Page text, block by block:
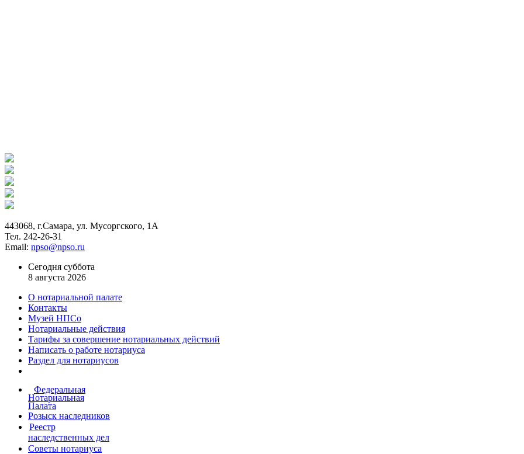
443068, г.Самара, ул. Мусоргского, 1А
Тел. 242-26-31
Email: npso@npso.ru
Сегодня суббота
8 августа 2026
О нотариальной палате
Контакты
Музей НПСо
Нотариальные действия
Тарифы за совершение нотариальных действий
Написать о работе нотариуса
Раздел для нотариусов
Федеральная
Нотариальная
Палата
Розыск наследников
Реестр
наследственных дел
Советы нотариуса